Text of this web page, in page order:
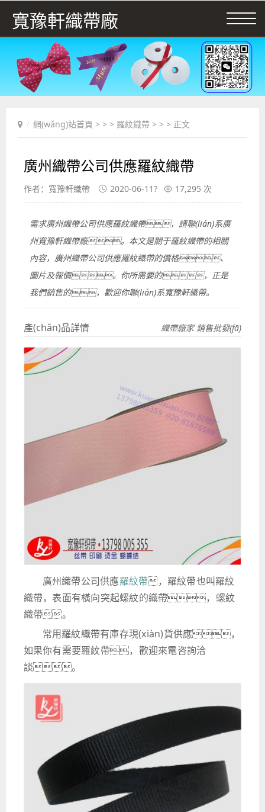
寬豫軒織帶廠
網(wǎng)站首頁 > > > 羅紋織帶 > > > 正文
廣州織帶公司供應羅紋織帶
作者：寬豫軒織帶 2020-06-11? 17,295 次
需求廣州織帶公司供應羅紋織帶，請聯(lián)系廣
州寬豫軒織帶廠。本文是關于羅紋織帶的相關
內容，廣州織帶公司供應羅紋織帶的價格、
圖片及報價。你所需要的，正是
我們銷售的，歡迎你聯(lián)系寬豫軒織帶。
產(chǎn)品詳情 織帶廠家 銷售批發(fā)
廣州織帶公司供應羅紋帶，羅紋帶也叫羅紋
織帶，表面有橫向突起螺紋的織帶，螺紋
織帶。
常用羅紋織帶有庫存現(xiàn)貨供應，
如果你有需要羅紋帶，歡迎來電咨詢洽
談。